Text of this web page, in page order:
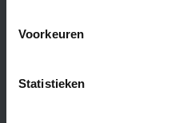
Voorkeuren
Statistieken
Heerlen ›